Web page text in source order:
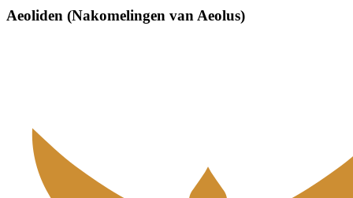
Aeoliden (Nakomelingen van Aeolus)